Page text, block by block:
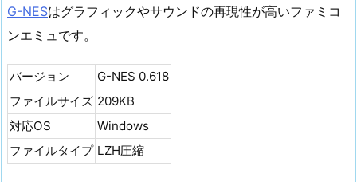
G-NESはグラフィックやサウンドの再現性が高いファミコ
ンエミュです。
バージョン
G-NES 0.618
ファイルサイズ 209KB
対応OS
Windows
ファイルタイプ LZH圧縮